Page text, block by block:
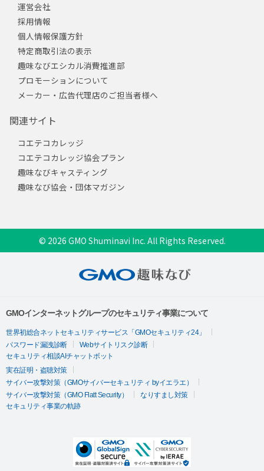
運営会社
採用情報
個人情報保護方針
特定商取引法の表示
趣味なびエシカル消費推進部
プロモーションについて
メーカー・広告代理店のご担当者様へ
関連サイト
コエテコカレッジ
コエテコカレッジ協会プラン
趣味なびキャスティング
趣味なび協会・団体マガジン
© 2026 GMO Shuminavi Inc. All Rights Reserved.